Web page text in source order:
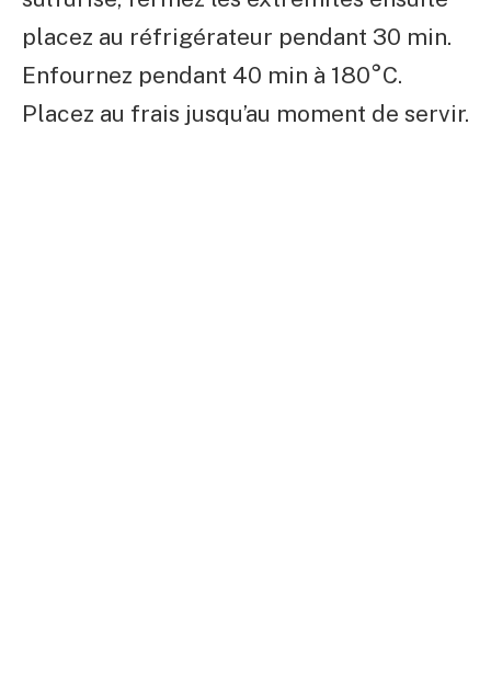
placez au réfrigérateur pendant 30 min.
Enfournez pendant 40 min à 180°C.
Placez au frais jusqu’au moment de servir.